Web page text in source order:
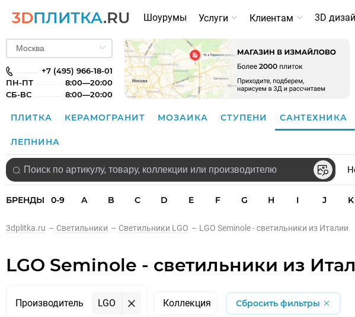
3DПЛИТКА.RU Шоурумы Услуги Клиентам 3D
+7 (495) 966-18-01
ПН-ПТ
8:00—20:00
СБ-ВС
8:00—20:00
ПЛИТКА КЕРАМОГРАНИТ МОЗАИКА СТУПЕНИ САНТЕХНИКА
ЛЕПНИНА
БРЕНДЫ 0-9 A B C D E F G H I J K
3dplitka.ru – Светильники – Светильники LGO – LGO Seminole - светильники из Италии
LGO Seminole - светильники из
Производитель LGO Коллекция Сбросить фильтры